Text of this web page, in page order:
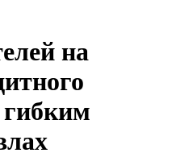
на
гибким